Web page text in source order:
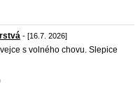
- [16.7. 2026]
s volného chovu. Slepice